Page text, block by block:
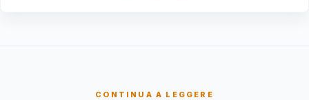
CONTINUA A LEGGERE